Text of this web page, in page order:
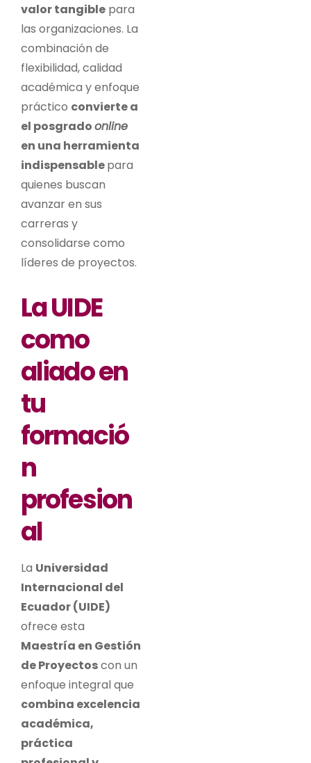
valor tangible para
las organizaciones. La
combinación de
flexibilidad, calidad
académica y enfoque
práctico convierte a
el posgradoonline
en una herramienta
indispensablepara
quienes buscan
avanzar en sus
carreras y
consolidarse como
líderes de proyectos.
La UIDE
como
aliado en
tu
formació
n
profesion
al
La Universidad
Internacional del
Ecuador (UIDE)
ofrece esta
Maestría en Gestión
de Proyectoscon un
enfoque integral que
combina excelencia
académica,
práctica